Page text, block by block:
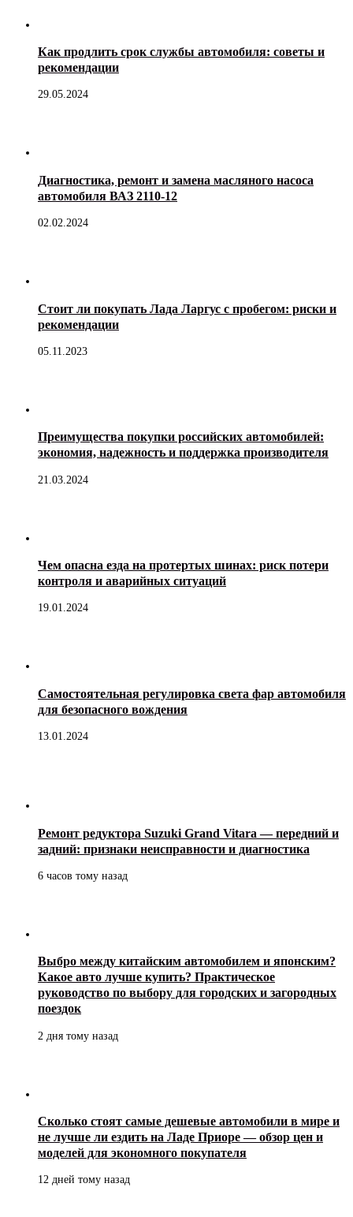
Как продлить срок службы автомобиля: советы и
рекомендации
29.05.2024
Диагностика, ремонт и замена масляного насоса
автомобиля ВАЗ 2110-12
02.02.2024
Стоит ли покупать Лада Ларгус с пробегом: риски и
рекомендации
05.11.2023
Преимущества покупки российских автомобилей:
экономия, надежность и поддержка производителя
21.03.2024
Чем опасна езда на протертых шинах: риск потери
контроля и аварийных ситуаций
19.01.2024
Самостоятельная регулировка света фар автомобиля
для безопасного вождения
13.01.2024
Ремонт редуктора Suzuki Grand Vitara — передний и
задний: признаки неисправности и диагностика
6 часов тому назад
Выбро между китайским автомобилем и японским?
Какое авто лучше купить? Практическое
руководство по выбору для городских и загородных
поездок
2 дня тому назад
Сколько стоят самые дешевые автомобили в мире и
не лучше ли ездить на Ладе Приоре — обзор цен и
моделей для экономного покупателя
12 дней тому назад